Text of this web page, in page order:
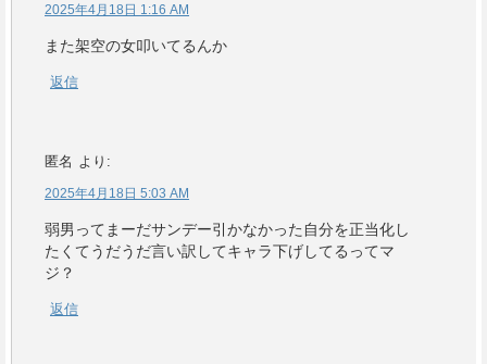
2025年4月18日 1:16 AM
また架空の女叩いてるんか
返信
匿名 より:
2025年4月18日 5:03 AM
弱男ってまーだサンデー引かなかった自分を正当化し
たくてうだうだ言い訳してキャラ下げしてるってマ
ジ？
返信